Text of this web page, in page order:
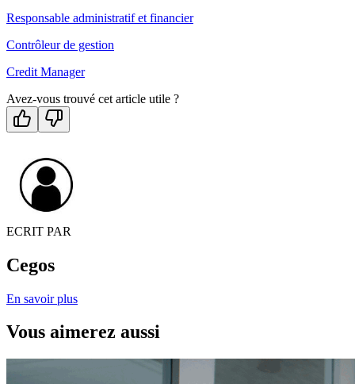
Responsable administratif et financier
Contrôleur de gestion
Credit Manager
Avez-vous trouvé cet article utile ?
ECRIT PAR
Cegos
En savoir plus
Vous aimerez aussi